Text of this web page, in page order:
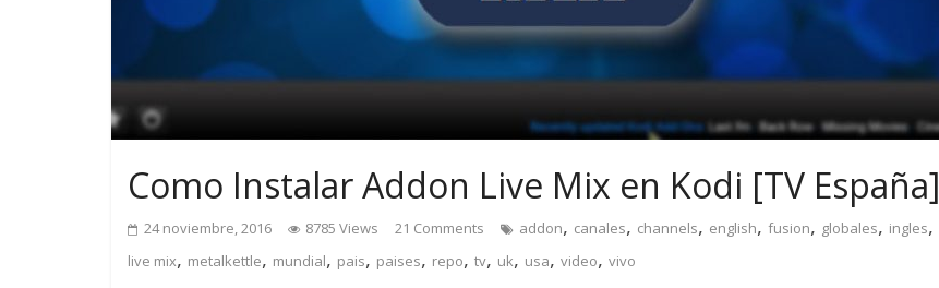
Como Instalar Addon Live Mix en Kodi [TV España]
24 noviembre, 2016 8785 Views 21 Comments addon, canales, channels, english, fusion, globales, ingles,
live mix, metalkettle, mundial, pais, paises, repo, tv, uk, usa, video, vivo